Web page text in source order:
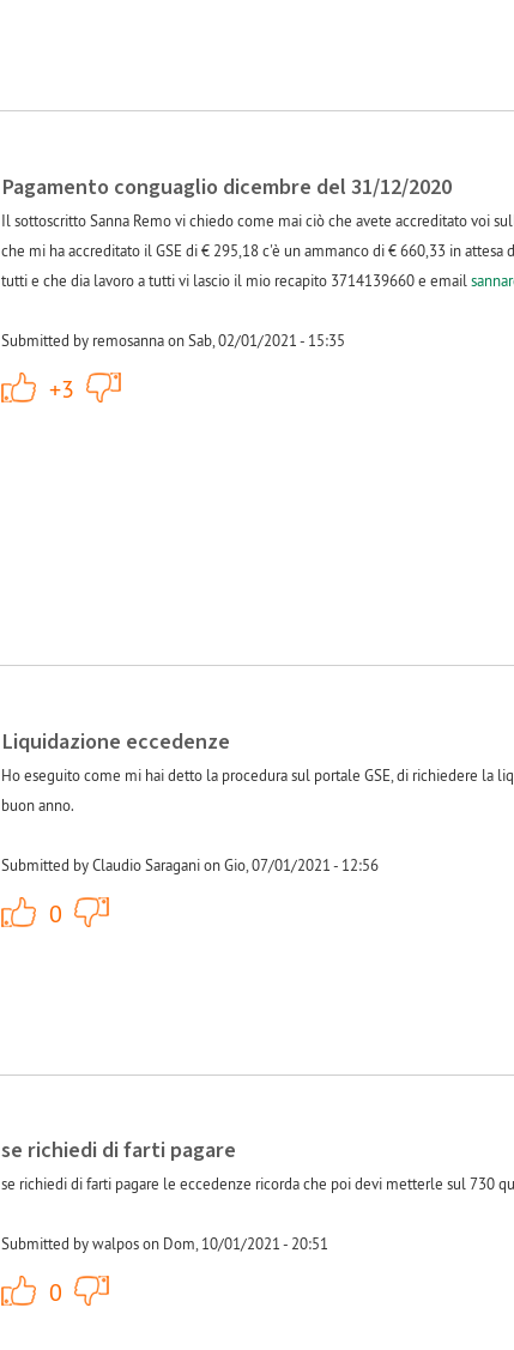
Pagamento conguaglio dicembre del 31/12/2020
Il sottoscritto Sanna Remo vi chiedo come mai ciò che avete accreditato voi
che mi ha accreditato il GSE di € 295,18 c'è un ammanco di € 660,33 in
tutti e che dia lavoro a tutti vi lascio il mio recapito 3714139660 e email
Submitted by remosanna on Sab, 02/01/2021 - 15:35
+1
+3
Liquidazione eccedenze
Ho eseguito come mi hai detto la procedura sul portale GSE, di richiedere la
buon anno.
Submitted by Claudio Saragani on Gio, 07/01/2021 - 12:56
0
se richiedi di farti pagare
se richiedi di farti pagare le eccedenze ricorda che poi devi metterle sul 730
Submitted by walpos on Dom, 10/01/2021 - 20:51
0